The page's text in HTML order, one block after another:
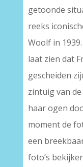
getoonde
reeks
Woolf in
laat zien dat
gescheiden
zintuig van de
haar ogen
moment de
een
foto’s